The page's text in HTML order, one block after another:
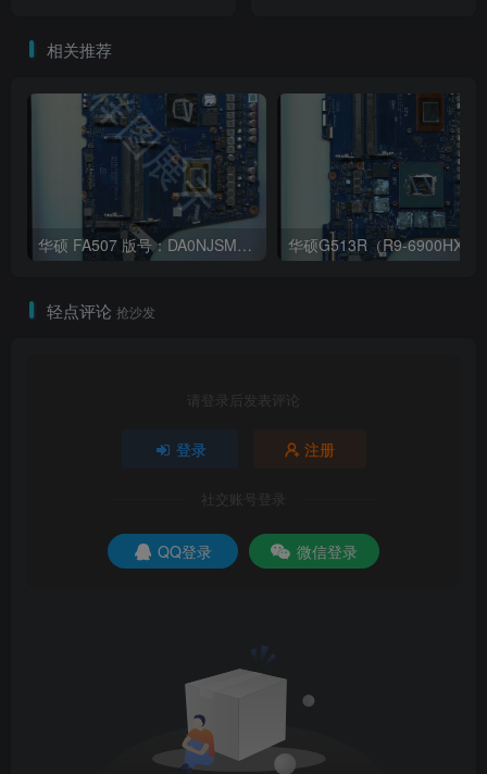
相关推荐
华硕 FA507 版号：DA0NJSMBAD0 REV:D
轻点评论 抢沙发
请登录后发表评论
登录 注册
社交账号登录
QQ登录 微信登录